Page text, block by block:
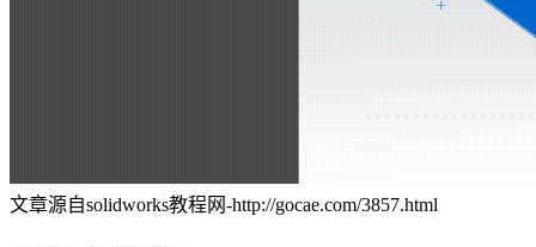
文章源自solidworks教程网-http://gocae.com/3857.html